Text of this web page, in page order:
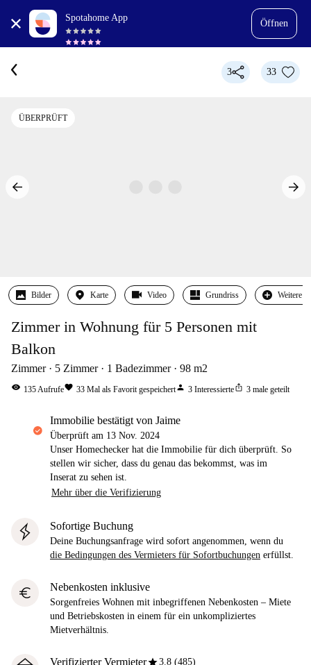
Spotahome App
Öffnen
3 33
ÜBERPRÜFT
Bilder Karte Video Grundriss Weitere
Zimmer in Wohnung für 5 Personen mit
Balkon
Zimmer 5 Zimmer 1 Badezimmer 98 m2
visibility 135Aufrufefavorite 33 Mal als Favorit gespeichertperson 3 Interessierteios_share 3 male geteilt
Immobilie bestätigt von Jaime
Überprüft am 13 Nov. 2024
Unser Homechecker hat die Immobilie für dich überprüft. So
stellen wir sicher, dass du genau das bekommst, was im
Inserat zu sehen ist.
Mehr über die Verifizierung
Sofortige Buchung
Deine Buchungsanfrage wird sofort angenommen, wenn du
die Bedingungen des Vermieters für Sofortbuchungen erfüllst.
euro Nebenkosten inklusive
Sorgenfreies Wohnen mit inbegriffenen Nebenkosten – Miete
und Betriebskosten in einem für ein unkompliziertes
Mietverhältnis.
Verifizierter Vermieter
3.8 (485)